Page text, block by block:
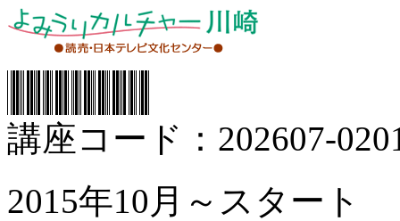
講座コード：202607-
2015年10月～スタート